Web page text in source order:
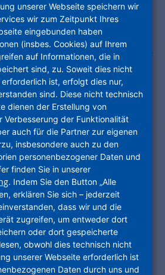
Entwicklung – in unsere
und gleichzeitig
bieten.
für die rund 900 Mitarbeiter
jeden Tag.
2025 hat die NHW erneut
Nachhaltigkeitsbericht in
Bericht
Es erwarten Sie
und interessante
unserer Webseite speichern wir
wir zum Zeitpunkt Ihres
eingebunden haben
(insbes. Cookies) auf Ihrem
auf Informationen, die in
sind, zu. Soweit dies nicht
ist, erfolgt dies nur,
sind. Diese nicht technisch
dienen der Erstellung von
Verbesserung der Funktionalität
auch für die Partner zur eigenen
insbesondere auch zu den
personenbezogener Daten und
finden Sie in unserer
. Indem Sie den Button „Alle
erklären Sie sich – jederzeit
dass wir und die
zugreifen, um entweder dort
oder dort gespeicherte
obwohl dies technisch nicht
unserer Webseite erforderlich ist
Daten durch uns und